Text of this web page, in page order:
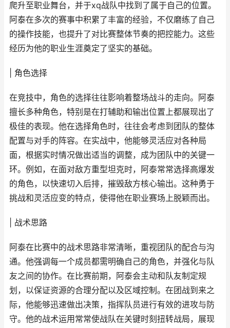
爬升至职业舞台，并于xq战队中找到了属于自己的位置。
阿泰在多次的赛事中积累了丰富的经验，不仅磨练了自己
的操作技能，也提升了对比赛整体节奏的把控能力。这些
经历为他的职业生涯奠定了坚实的基础。
| 角色选择
在竞技中，角色的选择往往影响着整场战斗的走向。阿泰
擅长多种角色，特别是在打辅助和输出位置上都展现出了
极佳的表现。他在选择角色时，往往会考虑到团队的整体
配置与对手的阵容。在实战中，他能够灵活应对各种局
面，根据实时情况做出适当的调整，成为团队中的关键一
环。例如，在面对敌方重型坦克时，阿泰常常选择高爆发
的角色，以快速切入后排，摧毁敌方核心输出。这种勇于
挑战和灵活应变的特点，使得他在职业赛场上脱颖而出。
| 战术思路
阿泰在比赛中的战术思路非常清晰，重视团队的配合与沟
通。他强调每一个成员都需明确自己的角色，并强化与队
友之间的协作。在比赛前期，阿泰会主动和队友制定规
划，以保证资源的合理分配以及区域控制。在团战到来之
际，他能够迅速做出决策，指挥队员进行有效的进攻与防
守。他的战术运用常常使战队在关键时刻扭转战局，展现